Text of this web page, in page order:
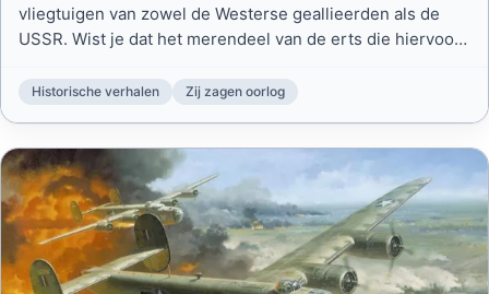
vliegtuigen van zowel de Westerse geallieerden als de
USSR. Wist je dat het merendeel van de erts die hiervoor
Historische verhalen Zij zagen oorlog